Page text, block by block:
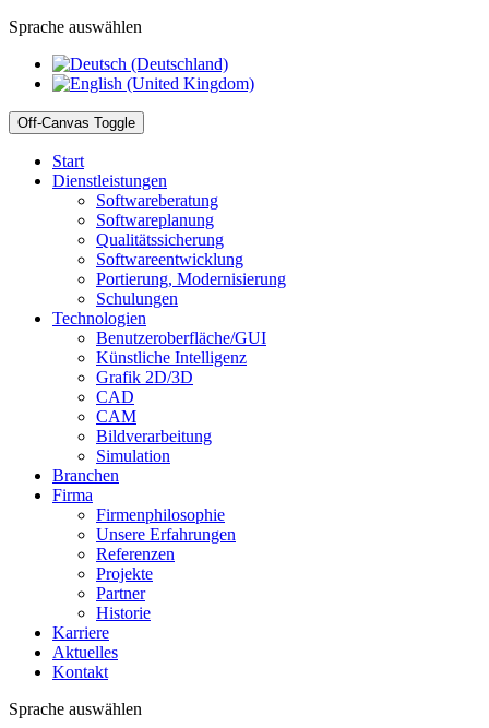
Sprache auswählen
Off-Canvas Toggle
Start
Dienstleistungen
Softwareberatung
Softwareplanung
Qualitätssicherung
Softwareentwicklung
Portierung, Modernisierung
Schulungen
Technologien
Benutzeroberfläche/GUI
Künstliche Intelligenz
Grafik 2D/3D
CAD
CAM
Bildverarbeitung
Simulation
Branchen
Firma
Firmenphilosophie
Unsere Erfahrungen
Referenzen
Projekte
Partner
Historie
Karriere
Aktuelles
Kontakt
Sprache auswählen